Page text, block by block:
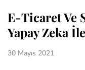
E-Ticaret Ve
Yapay Zeka
30 Mayıs 2021